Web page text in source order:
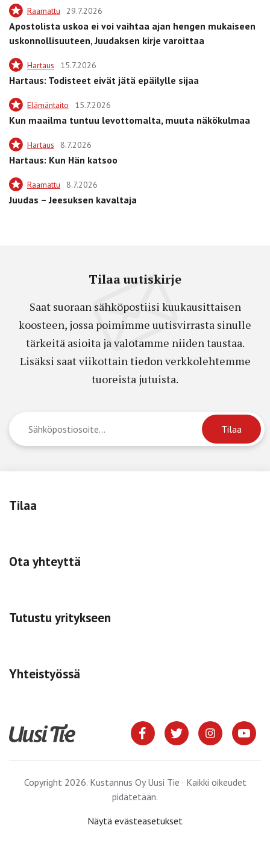
Raamattu 29.7.2026
Apostolista uskoa ei voi vaihtaa ajan hengen mukaiseen
uskonnollisuuteen, Juudaksen kirje varoittaa
Hartaus 15.7.2026
Hartaus: Todisteet eivät jätä epäilylle sijaa
Elämäntaito 15.7.2026
Kun maailma tuntuu levottomalta, muuta näkökulmaa
Hartaus 8.7.2026
Hartaus: Kun Hän katsoo
Raamattu 8.7.2026
Juudas – Jeesuksen kavaltaja
Tilaa uutiskirje
Saat suoraan sähköpostiisi kuukausittaisen
koosteen, jossa poimimme uutisvirrasta sinulle
tärkeitä asioita ja valotamme niiden taustaa.
Lisäksi saat viikottain tiedon verkkolehtemme
tuoreista jutuista.
Tilaa
Ota yhteyttä
Tutustu yritykseen
Yhteistyössä
Copyright 2026. Kustannus Oy Uusi Tie · Kaikki oikeudet
pidätetään.
Näytä evästeasetukset